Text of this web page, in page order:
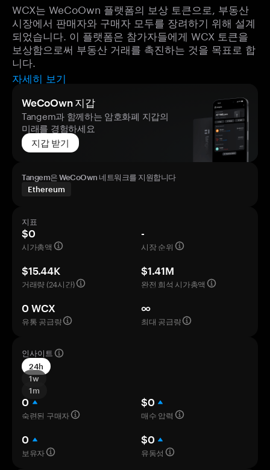
WCX는 WeCoOwn 플랫폼의 보상 토큰으로, 부동산
시장에서 판매자와 구매자 모두를 장려하기 위해 설계
되었습니다. 이 플랫폼은 참가자들에게 WCX 토큰을
보상함으로써 부동산 거래를 촉진하는 것을 목표로 합
니다.
자세히 보기
WeCoOwn 지갑
Tangem과 함께하는 암호화폐 지갑의
미래를 경험하세요
지갑 받기
Tangem은 WeCoOwn 네트워크를 지원합니다
Ethereum
지표
$0
시가총액
-
시장 순위
$15.44K
거래량 (24시간)
$1.41M
완전 희석 시가총액
0 WCX
유통 공급량
∞
최대 공급량
인사이트
24h
1w
1m
0
숙련된 구매자
$0
매수 압력
0
보유자
$0
유동성